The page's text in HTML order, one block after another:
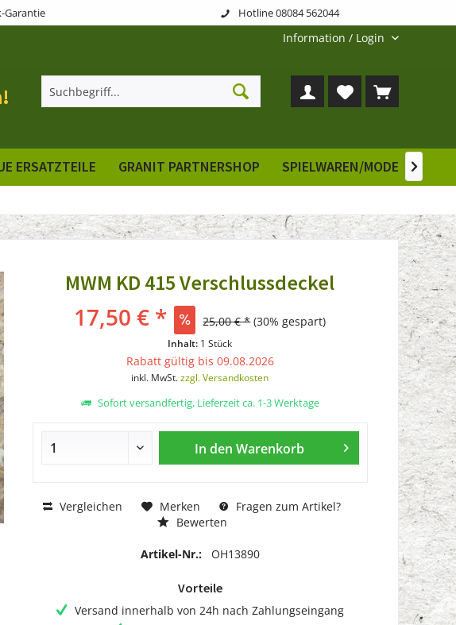
Garantie Hotline 08084 562044
Information / Login
ERSATZTEILE GRANIT PARTNERSHOP SPIELWAREN/MODELLE

MWM KD 415 Verschlussdeckel
17,50 € * 25,00 € * (30% gespart)
Inhalt: 1 Stück
Rabatt gültig bis 09.08.2026
inkl. MwSt.zzgl. Versandkosten
Sofort versandfertig, Lieferzeit ca. 1-3 Werktage
In den Warenkorb
Vergleichen Merken
Fragen zum Artikel?
Bewerten
Artikel-Nr.: OH13890
Vorteile
Versand innerhalb von 24h nach Zahlungseingang